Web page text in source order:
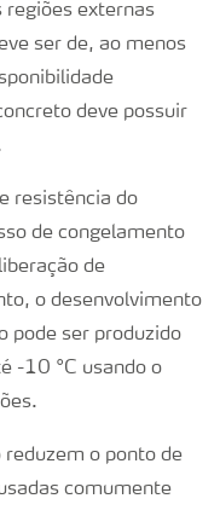
regiões externas
ser de, ao menos
deve possuir
resistência do
de congelamento
de
o desenvolvimento
pode ser produzido
-10 °C usando o
o ponto de
comumente